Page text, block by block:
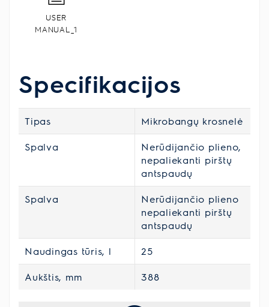
USER
MANUAL_1
Specifikacijos
Tipas Mikrobangų krosnelė
Spalva
Nerūdijančio plieno,
nepaliekanti pirštų
antspaudų
Spalva
Nerūdijančio plieno
nepaliekanti pirštų
antspaudų
Naudingas tūris, l 25
Aukštis, mm 388